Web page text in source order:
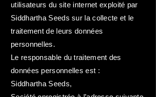
utilisateurs du site internet exploité par
Siddhartha Seeds sur la collecte et le
traitement de leurs données
personnelles.
Le responsable du traitement des
données personnelles est :
Siddhartha Seeds,